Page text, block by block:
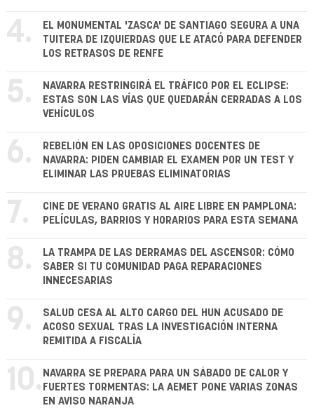
4.
EL MONUMENTAL 'ZASCA' DE SANTIAGO SEGURA A UNA
TUITERA DE IZQUIERDAS QUE LE ATACÓ PARA DEFENDER
LOS RETRASOS DE RENFE
5.
NAVARRA RESTRINGIRÁ EL TRÁFICO POR EL ECLIPSE:
ESTAS SON LAS VÍAS QUE QUEDARÁN CERRADAS A LOS
VEHÍCULOS
6.
REBELIÓN EN LAS OPOSICIONES DOCENTES DE
NAVARRA: PIDEN CAMBIAR EL EXAMEN POR UN TEST Y
ELIMINAR LAS PRUEBAS ELIMINATORIAS
7.
CINE DE VERANO GRATIS AL AIRE LIBRE EN PAMPLONA:
PELÍCULAS, BARRIOS Y HORARIOS PARA ESTA SEMANA
8.
LA TRAMPA DE LAS DERRAMAS DEL ASCENSOR: CÓMO
SABER SI TU COMUNIDAD PAGA REPARACIONES
INNECESARIAS
9.
SALUD CESA AL ALTO CARGO DEL HUN ACUSADO DE
ACOSO SEXUAL TRAS LA INVESTIGACIÓN INTERNA
REMITIDA A FISCALÍA
10. NAVARRA SE PREPARA PARA UN SÁBADO DE CALOR Y
FUERTES TORMENTAS: LA AEMET PONE VARIAS ZONAS
EN AVISO NARANJA